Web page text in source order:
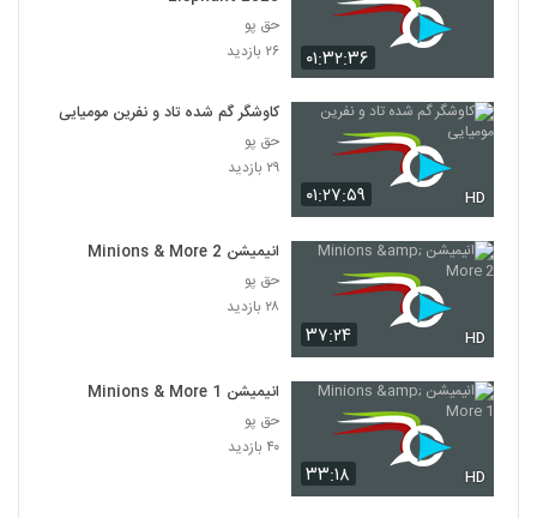
۰۱:۳۲:۳۶
حق پو
۲۶ بازدید
۰۱:۲۷:۵۹ HD
کاوشگر گم شده تاد و نفرین مومیایی
حق پو
۲۹ بازدید
۳۷:۲۴ HD
انیمیشن Minions & More 2
حق پو
۲۸ بازدید
۳۳:۱۸ HD
انیمیشن Minions & More 1
حق پو
۴۰ بازدید